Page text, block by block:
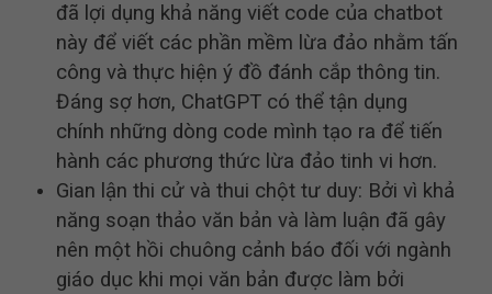
đã lợi dụng khả năng viết code của chatbot
này để viết các phần mềm lừa đảo nhằm tấn
công và thực hiện ý đồ đánh cắp thông tin.
Đáng sợ hơn, ChatGPT có thể tận dụng
chính những dòng code mình tạo ra để tiến
hành các phương thức lừa đảo tinh vi hơn.
Gian lận thi cử và thui chột tư duy: Bởi vì khả
năng soạn thảo văn bản và làm luận đã gây
nên một hồi chuông cảnh báo đối với ngành
giáo dục khi mọi văn bản được làm bởi